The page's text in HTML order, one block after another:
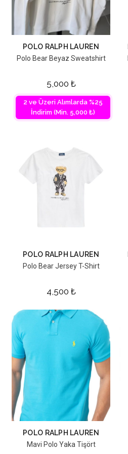
POLO RALPH LAUREN
Polo Bear Beyaz Sweatshirt
5,000 ₺
2 ve Üzeri Alımlarda %25
İndirim (Min. 5,000 ₺)
POLO RALPH LAUREN
Polo Bear Jersey T-Shirt
4,500 ₺
POLO RALPH LAUREN
Mavi Polo Yaka Tişört